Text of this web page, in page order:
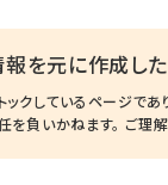
元に作成した
クしているページで
負いかねます。 ご理解